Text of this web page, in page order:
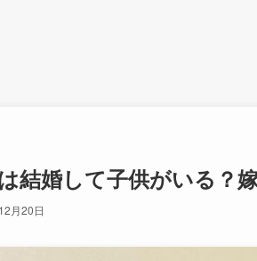
結婚して子供がいる？
月20日